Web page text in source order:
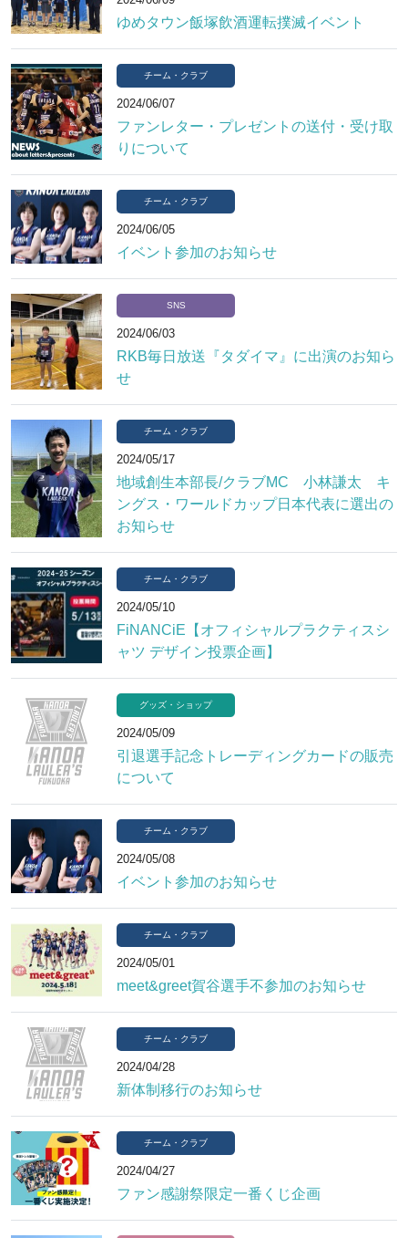
ゆめタウン飯塚飲酒運転撲滅イベント
チーム・クラブ
2024/06/07
ファンレター・プレゼントの送付・受け取
りについて
チーム・クラブ
2024/06/05
イベント参加のお知らせ
SNS
2024/06/03
RKB毎日放送『タダイマ』に出演のお知ら
せ
チーム・クラブ
2024/05/17
地域創生本部長/クラブMC 小林謙太 キ
ングス・ワールドカップ日本代表に選出の
お知らせ
チーム・クラブ
2024/05/10
FiNANCiE【オフィシャルプラクティスシ
ャツ デザイン投票企画】
グッズ・ショップ
2024/05/09
引退選手記念トレーディングカードの販売
について
チーム・クラブ
2024/05/08
イベント参加のお知らせ
チーム・クラブ
2024/05/01
meet&greet賀谷選手不参加のお知らせ
チーム・クラブ
2024/04/28
新体制移行のお知らせ
チーム・クラブ
2024/04/27
ファン感謝祭限定一番くじ企画